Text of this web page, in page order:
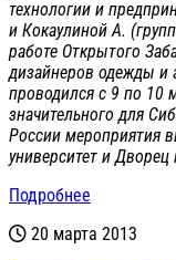
технологии и
и Кокаулиной А.
работе Открытого
дизайнеров одежды и
проводился с 9 по 10
значительного для
России мероприятия
университет и
Подробнее
20 марта 2013